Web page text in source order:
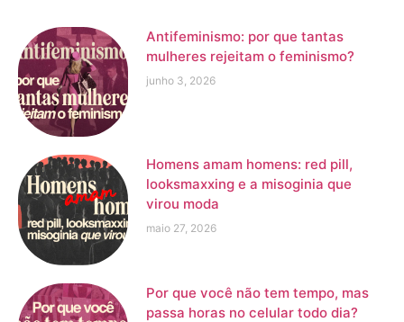
Antifeminismo: por que tantas
mulheres rejeitam o feminismo?
junho 3, 2026
Homens amam homens: red pill,
looksmaxxing e a misoginia que
virou moda
maio 27, 2026
Por que você não tem tempo, mas
passa horas no celular todo dia?